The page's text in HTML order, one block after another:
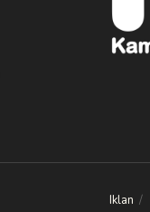
Iklan